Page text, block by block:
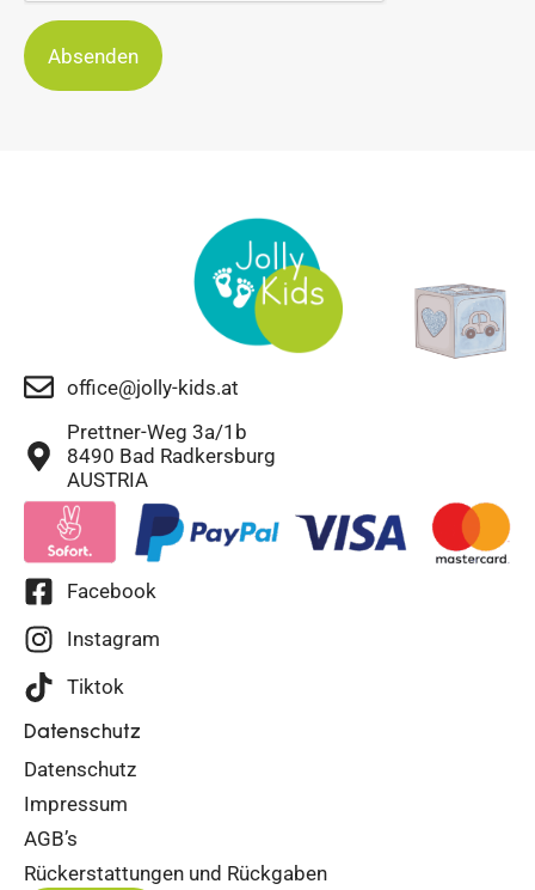
Absenden
office@jolly-kids.at
Prettner-Weg 3a/1b
8490 Bad Radkersburg
AUSTRIA
Facebook
Instagram
Tiktok
Datenschutz
Datenschutz
Impressum
AGB’s
Rückerstattungen und Rückgaben